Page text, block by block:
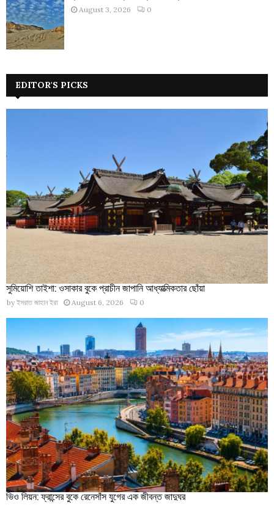
August 3, 2026 0
EDITOR'S PICKS
সুমিয়োশি তাইশা: ওসাকার বুকে প্রাচীন জাপানি আধ্যাত্মিকতার ছোঁয়া
by ইসরাত জাহান ইরা August 6, 2026 0
ভিও লিয়ন: ফ্রান্সের বুকে রেনেসাঁস যুগের এক জীবন্ত জাদুঘর